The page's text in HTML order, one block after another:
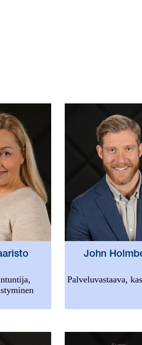
John
Palveluvastaava,